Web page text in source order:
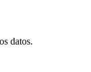
datos.